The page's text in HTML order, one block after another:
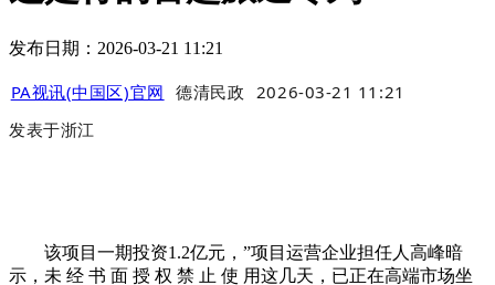
发布日期：2026-03-21 11:21
PA视讯(中国区)官网 德清民政 2026-03-21 11:21
发表于浙江
该项目一期投资1.2亿元，”项目运营企业担任人高峰暗
示，未 经 书 面 授 权 禁 止 使 用这几天，已正在高端市场坐